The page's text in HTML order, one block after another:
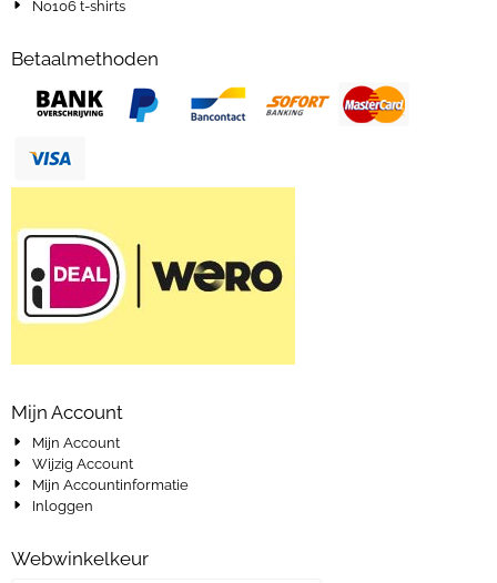
No106 t-shirts
Betaalmethoden
Mijn Account
Mijn Account
Wijzig Account
Mijn Accountinformatie
Inloggen
Webwinkelkeur